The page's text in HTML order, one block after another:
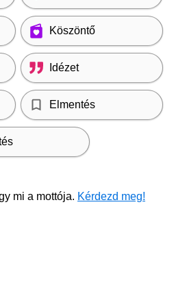
Köszöntő
Idézet
Elmentés
mi a mottója. Kérdezd meg!